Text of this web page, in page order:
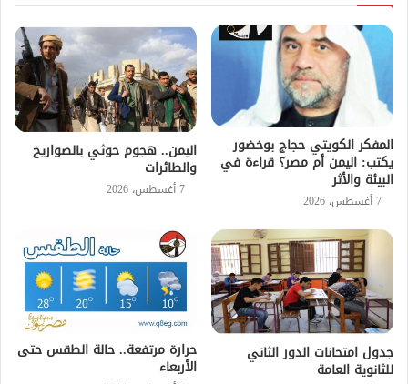
المفكر الكويتي حجاج بوخضور
يكتب: اليمن أم مصر؟ قراءة في
البيئة والأثر
7 أغسطس، 2026
اليمن.. هجوم حوثي بالصواريخ
والطائرات
7 أغسطس، 2026
جدول امتحانات الدور الثاني
للثانوية العامة
حرارة مرتفعة.. حالة الطقس حتى
الأربعاء